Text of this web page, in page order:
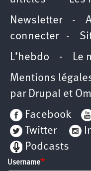
Newsletter-
connecter-
L’hebdo - Le
Mentions
par Drupal et
Facebook
Twitter
Podcasts
Username